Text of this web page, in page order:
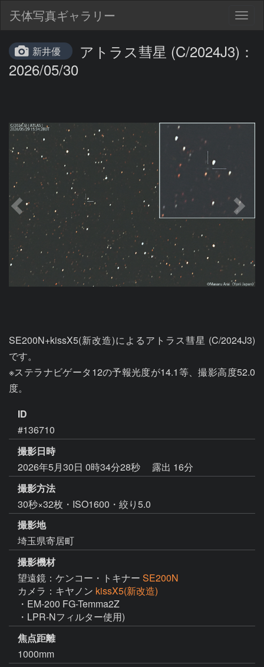
天体写真ギャラリー
新井優
アトラス彗星 (C/2024J3)：
2026/05/30
SE200N+kissX5(新改造)によるアトラス彗星 (C/2024J3)
です。
※ステラナビゲータ12の予報光度が14.1等、撮影高度52.0
度。
ID
#136710
撮影日時
2026年5月30日 0時34分28秒
露出 16分
撮影方法
30秒×32枚・ISO1600・絞り5.0
撮影地
埼玉県寄居町
撮影機材
望遠鏡：ケンコー・トキナー SE200N
カメラ：キヤノン kissX5(新改造)
・EM-200 FG-Temma2Z
・LPR-Nフィルター使用)
焦点距離
1000mm